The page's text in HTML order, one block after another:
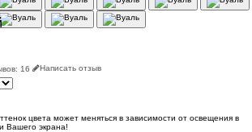
16 Написать отзыв
цвета может меняться в зависимости от освещения в
Вашего экрана!